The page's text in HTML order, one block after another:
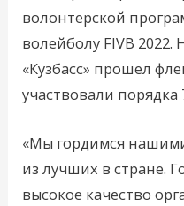
волонтерской
волейболу FIVB 2022.
«Кузбасс» прошел
участвовали порядка
«Мы гордимся
из лучших в стране.
высокое качество